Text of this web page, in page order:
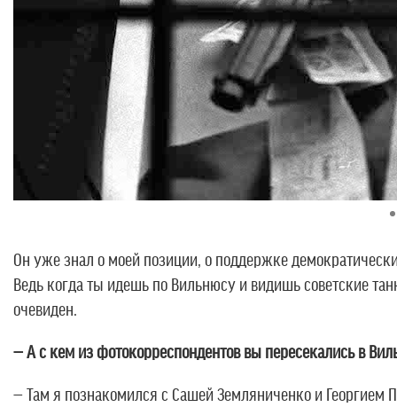
Он уже знал о моей позиции, о поддержке
Ведь когда ты идешь по Вильнюсу и видишь советские
очевиден.
— А с кем из фотокорреспондентов вы пересекались в
— Там я познакомился с Сашей Земляниченко и